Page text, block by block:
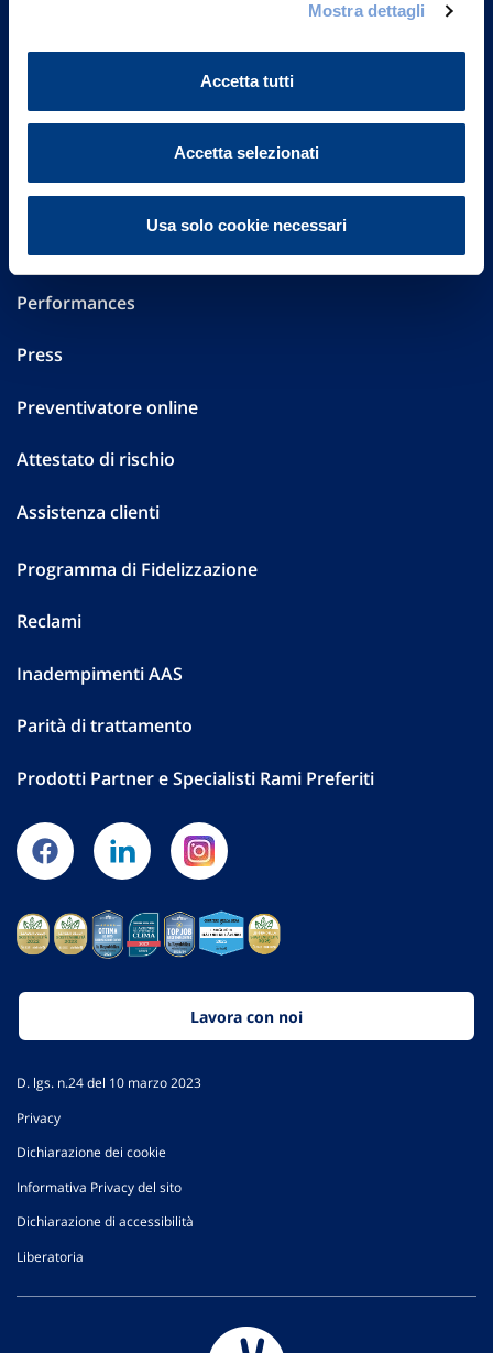
Mostra dettagli
Accetta tutti
Accetta selezionati
Usa solo cookie necessari
Altre informazioni
Performances
Press
Preventivatore online
Attestato di rischio
Assistenza clienti
Programma di Fidelizzazione
Reclami
Inadempimenti AAS
Parità di trattamento
Prodotti Partner e Specialisti Rami Preferiti
Lavora con noi
D. lgs. n.24 del 10 marzo 2023
Privacy
Dichiarazione dei cookie
Informativa Privacy del sito
Dichiarazione di accessibilità
Liberatoria